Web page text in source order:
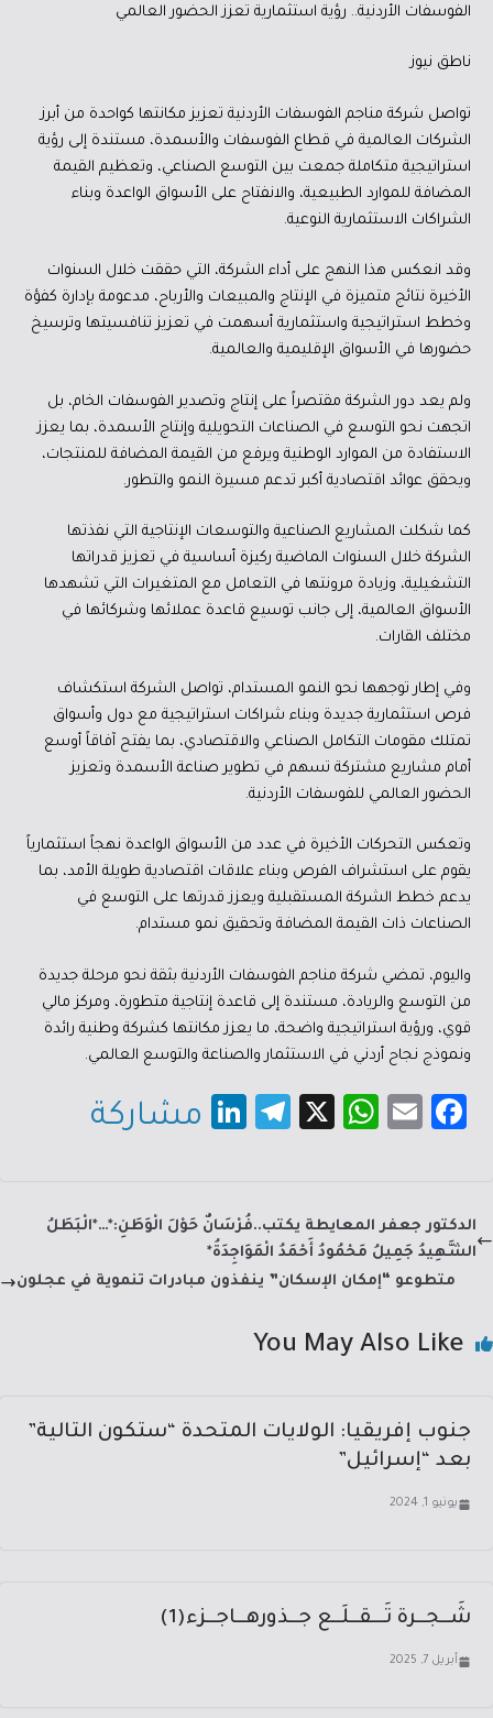
الفوسفات الأردنية.. رؤية استثمارية تعزز الحضور العالمي
ناطق نيوز
تواصل شركة مناجم الفوسفات الأردنية تعزيز مكانتها كواحدة من أبرز
الشركات العالمية في قطاع الفوسفات والأسمدة، مستندة إلى رؤية
استراتيجية متكاملة جمعت بين التوسع الصناعي، وتعظيم القيمة
المضافة للموارد الطبيعية، والانفتاح على الأسواق الواعدة وبناء
الشراكات الاستثمارية النوعية.
وقد انعكس هذا النهج على أداء الشركة، التي حققت خلال السنوات
الأخيرة نتائج متميزة في الإنتاج والمبيعات والأرباح، مدعومة بإدارة كفؤة
وخطط استراتيجية واستثمارية أسهمت في تعزيز تنافسيتها وترسيخ
حضورها في الأسواق الإقليمية والعالمية.
ولم يعد دور الشركة مقتصراً على إنتاج وتصدير الفوسفات الخام، بل
اتجهت نحو التوسع في الصناعات التحويلية وإنتاج الأسمدة، بما يعزز
الاستفادة من الموارد الوطنية ويرفع من القيمة المضافة للمنتجات،
ويحقق عوائد اقتصادية أكبر تدعم مسيرة النمو والتطور.
كما شكلت المشاريع الصناعية والتوسعات الإنتاجية التي نفذتها
الشركة خلال السنوات الماضية ركيزة أساسية في تعزيز قدراتها
التشغيلية، وزيادة مرونتها في التعامل مع المتغيرات التي تشهدها
الأسواق العالمية، إلى جانب توسيع قاعدة عملائها وشركائها في
مختلف القارات.
وفي إطار توجهها نحو النمو المستدام، تواصل الشركة استكشاف
فرص استثمارية جديدة وبناء شراكات استراتيجية مع دول وأسواق
تمتلك مقومات التكامل الصناعي والاقتصادي، بما يفتح آفاقاً أوسع
أمام مشاريع مشتركة تسهم في تطوير صناعة الأسمدة وتعزيز
الحضور العالمي للفوسفات الأردنية.
وتعكس التحركات الأخيرة في عدد من الأسواق الواعدة نهجاً استثمارياً
يقوم على استشراف الفرص وبناء علاقات اقتصادية طويلة الأمد، بما
يدعم خطط الشركة المستقبلية ويعزز قدرتها على التوسع في
الصناعات ذات القيمة المضافة وتحقيق نمو مستدام.
واليوم، تمضي شركة مناجم الفوسفات الأردنية بثقة نحو مرحلة جديدة
من التوسع والريادة، مستندة إلى قاعدة إنتاجية متطورة، ومركز مالي
قوي، ورؤية استراتيجية واضحة، ما يعزز مكانتها كشركة وطنية رائدة
ونموذج نجاح أردني في الاستثمار والصناعة والتوسع العالمي.
Fa
b
o
ok
E
W
sA
p
p
X
Te
a
m
Li
dI
n
مشاركة
الدكتور جعفر المعايطة يكتب..فُرْسَانٌ حَوْلَ الْوَطَنِ:*…*الْبَطَلُ
الشَّهِيدُ جَمِيلُ مَحْمُودُ أَحْمَدُ الْمَوَاجِدَةُ*
متطوعو “إمكان الإسكان” ينفذون مبادرات تنموية في عجلون
You May Also Like
جنوب إفريقيا: الولايات المتحدة “ستكون التالية”
بعد “إسرائيل”
يونيو 1, 2024
شَــجــرة تَـــقــلَــع جــذورهــاجــزء(1)
أبريل 7, 2025